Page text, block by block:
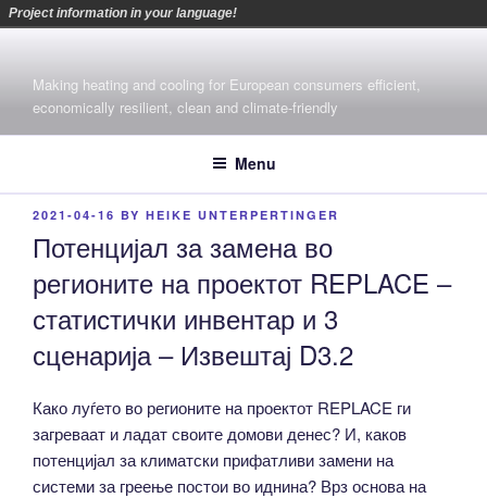
contentMaking heating and cooling for European consumers efficient,
economically resilient, clean and climate-friendly
Menu
POSTED
2021-04-16 BY HEIKE UNTERPERTINGER
Потенцијал за замена во
регионите на проектот REPLACE –
статистички инвентар и 3
сценарија – Извештај D3.2
Како луѓето во регионите на проектот REPLACE ги
загреваат и ладат своите домови денес? И, каков
потенцијал за климатски прифатливи замени на
системи за греење постои во иднина? Врз основа на
Project information in your language!